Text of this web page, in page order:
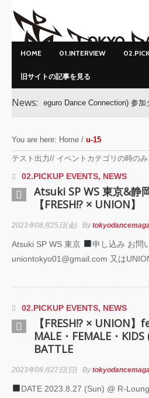
HOME 01.INTERVIEW
旧サイトの記事を見る
News:Dance Connection) 参加ダンサ
You are here: Home / u-15
テスト出力// イベントカテゴリの時の
02.PICKUP EVENTS, NEWS
Atsuki SP WS 東京&
【FRESH!? × UNION】
2023年08月25日(金) By
Atsuki SP WS 東京
申し込み お問
uniontokyo01@gmail.com 又は
02.PICKUP EVENTS, NEWS
【FRESH!? × UNION
MALE・FEMALE・
BATTLE
2023年08月27日(日) By
DATE 2023.8.27 (Sun) @ R-